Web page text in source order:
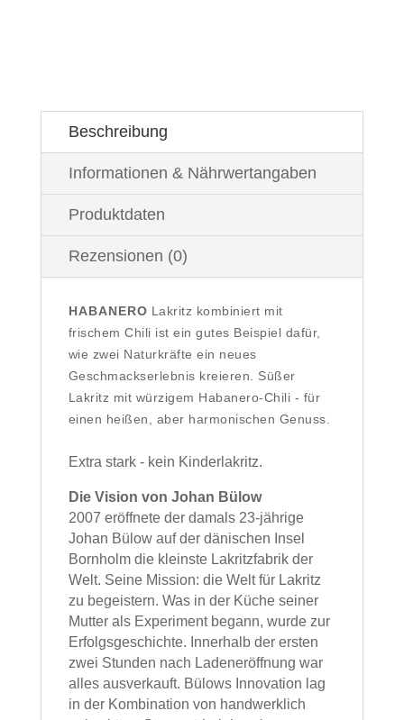
Beschreibung
Informationen & Nährwertangaben
Produktdaten
Rezensionen (0)
HABANERO Lakritz kombiniert mit
frischem Chili ist ein gutes Beispiel dafür,
wie zwei Naturkräfte ein neues
Geschmackserlebnis kreieren. Süßer
Lakritz mit würzigem Habanero-Chili - für
einen heißen, aber harmonischen Genuss.
Extra stark - kein Kinderlakritz.
Die Vision von Johan Bülow
2007 eröffnete der damals 23-jährige
Johan Bülow auf der dänischen Insel
Bornholm die kleinste Lakritzfabrik der
Welt. Seine Mission: die Welt für Lakritz
zu begeistern. Was in der Küche seiner
Mutter als Experiment begann, wurde zur
Erfolgsgeschichte. Innerhalb der ersten
zwei Stunden nach Ladeneröffnung war
alles ausverkauft. Bülows Innovation lag
in der Kombination von handwerklich